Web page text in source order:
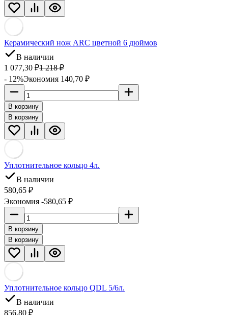
Керамический нож ARC цветной 6 дюймов
В наличии
1 077,30 ₽1 218₽
- 12%Экономия 140,70 ₽
В корзину
В корзину
Уплотнительное кольцо 4л.
В наличии
580,65 ₽
Экономия -580,65 ₽
В корзину
В корзину
Уплотнительное кольцо QDL 5/6л.
В наличии
856,80 ₽